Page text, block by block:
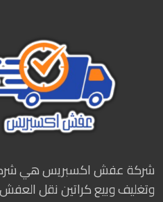
شركة عفش اكسبريس هي
وتغليف وبيع كراتين نقل